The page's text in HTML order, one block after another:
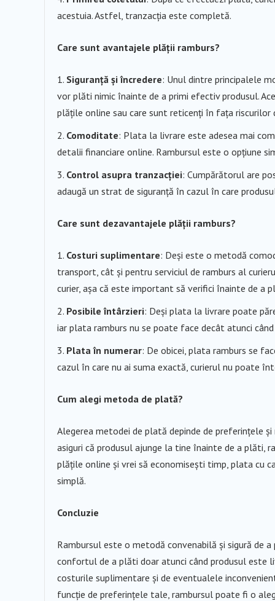
acestuia. Astfel, tranzacția este completă.
Care sunt avantajele plății ramburs?
Siguranță și încredere: Unul dintre principalele
vor plăti nimic înainte de a primi efectiv produsul.
plățile online sau care sunt reticenți în fața
Comoditate: Plata la livrare este adesea mai
detalii financiare online. Rambursul este o opțiune
Control asupra tranzacției: Cumpărătorul are
adaugă un strat de siguranță în cazul în care
Care sunt dezavantajele plății ramburs?
Costuri suplimentare: Deși este o metodă
transport, cât și pentru serviciul de ramburs al
curier, așa că este important să verifici înainte de a
Posibile întârzieri: Deși plata la livrare poate
iar plata ramburs nu se poate face decât atunci
Plata în numerar: De obicei, plata ramburs se
cazul în care nu ai suma exactă, curierul nu poate
Cum alegi metoda de plată?
Alegerea metodei de plată depinde de preferințele
asiguri că produsul ajunge la tine înainte de a plăti,
plățile online și vrei să economisești timp, plata cu
simplă.
Concluzie
Rambursul este o metodă convenabilă și sigură de
confortul de a plăti doar atunci când produsul este
costurile suplimentare și de eventualele
funcție de preferințele tale, rambursul poate fi o